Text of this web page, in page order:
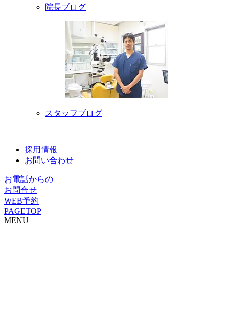
院長ブログ
スタッフブログ
採用情報
お問い合わせ
お電話からの
お問合せ
WEB予約
PAGETOP
MENU